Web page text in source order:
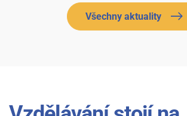
Všechny aktuality